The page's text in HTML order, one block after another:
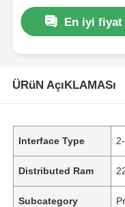
En iyi fiyat
ÜRüN AçıKLAMASı
Interface Type
Distributed Ram
Subcategory